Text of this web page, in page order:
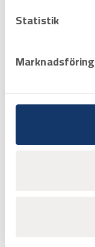
Statistik
Marknadsföring
Art.nr 3010322
VERKTYGSLÅDA,
Offertpris